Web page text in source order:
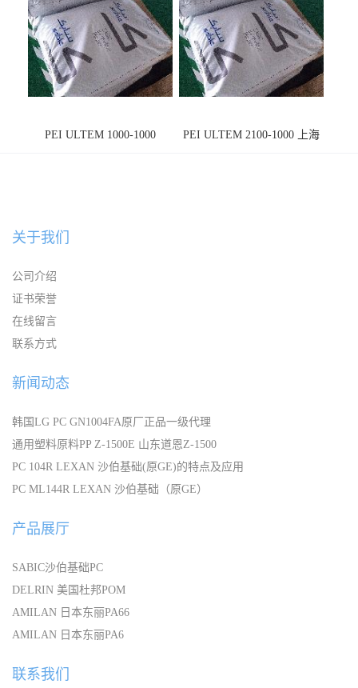
PEI ULTEM 1000-1000
PEI ULTEM 2100-1000 上海
关于我们
公司介绍
证书荣誉
在线留言
联系方式
新闻动态
韩国LG PC GN1004FA原厂正品一级代理
通用塑料原料PP Z-1500E 山东道恩Z-1500
PC 104R LEXAN 沙伯基础(原GE)的特点及应用
PC ML144R LEXAN 沙伯基础（原GE）
产品展厅
SABIC沙伯基础PC
DELRIN 美国杜邦POM
AMILAN 日本东丽PA66
AMILAN 日本东丽PA6
联系我们